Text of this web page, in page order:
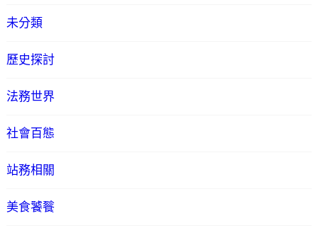
未分類
歷史探討
法務世界
社會百態
站務相關
美食饕餮